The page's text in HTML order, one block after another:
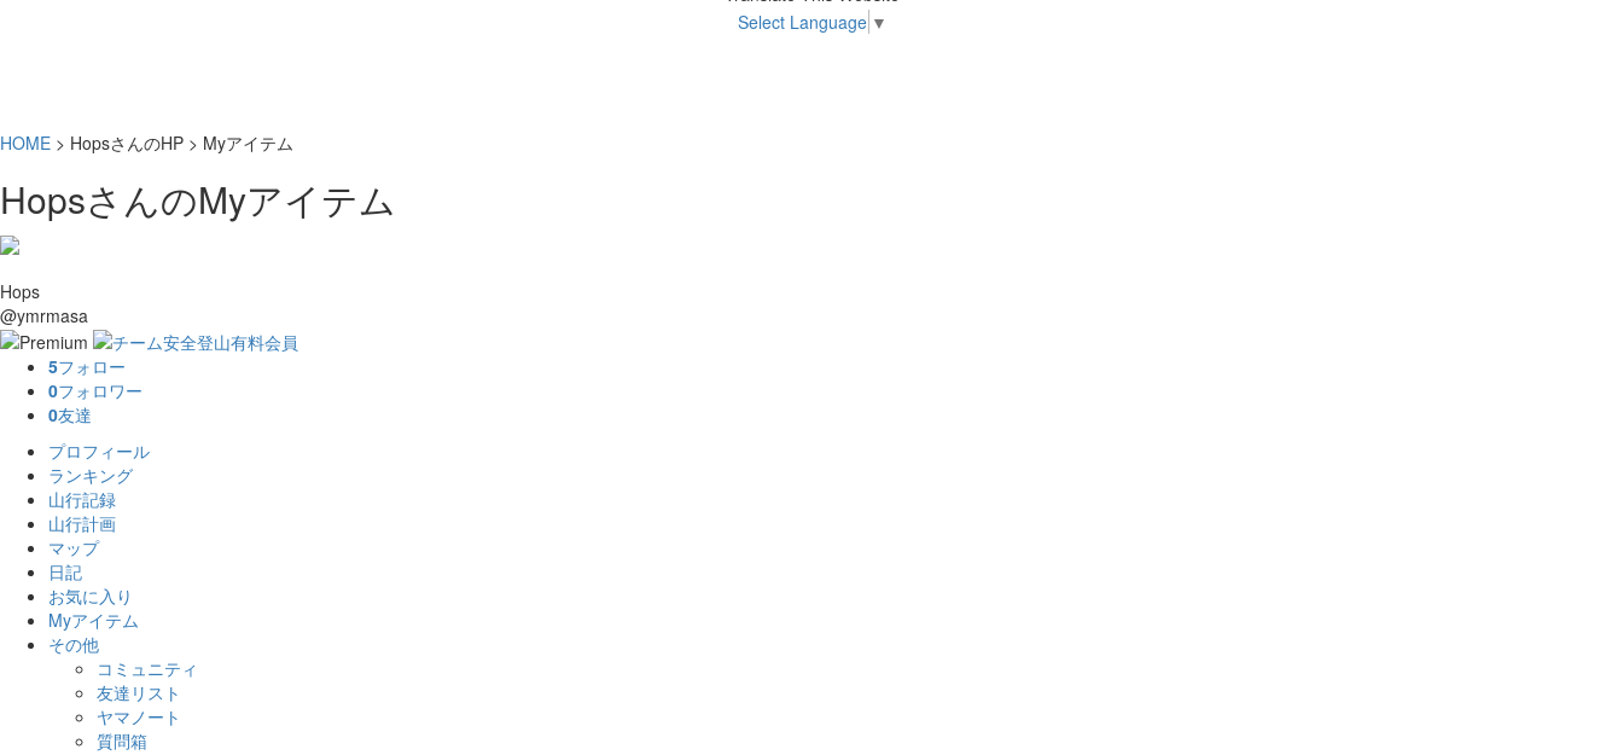
Select Language ▼
HOME > HopsさんのHP > Myアイテム
HopsさんのMyアイテム
Hops
@ymrmasa
5フォロー
0フォロワー
0友達
プロフィール
ランキング
山行記録
山行計画
マップ
日記
お気に入り
Myアイテム
その他
コミュニティ
友達リスト
ヤマノート
質問箱